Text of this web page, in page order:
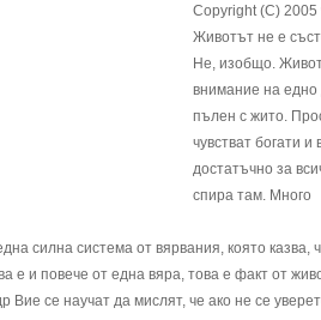
Copyright (C) 2005
Животът не е
Не, изобщо.
внимание на едно
пълен с жито.
чувстват богати
достатъчно за
спира там. Много
силна система от вярвания, която казва,
е и повече от една вяра, това е факт от
се научат да мислят, че ако не се